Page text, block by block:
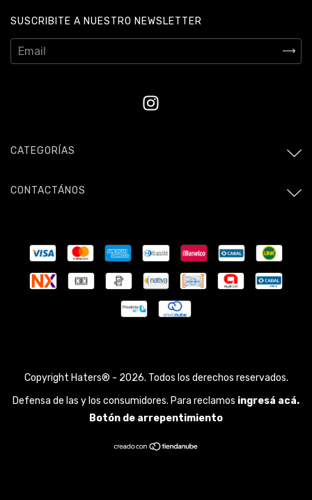
SUSCRIBITE A NUESTRO NEWSLETTER
CATEGORÍAS
CONTACTÁNOS
Copyright Haters® - 2026. Todos los derechos reservados.
Defensa de las y los consumidores. Para reclamos ingresá acá.
Botón de arrepentimiento